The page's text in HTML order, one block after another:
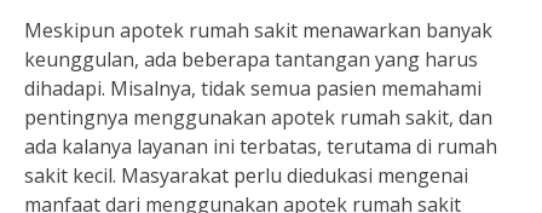
Meskipun apotek rumah sakit menawarkan banyak
keunggulan, ada beberapa tantangan yang harus
dihadapi. Misalnya, tidak semua pasien memahami
pentingnya menggunakan apotek rumah sakit, dan
ada kalanya layanan ini terbatas, terutama di rumah
sakit kecil. Masyarakat perlu diedukasi mengenai
manfaat dari menggunakan apotek rumah sakit